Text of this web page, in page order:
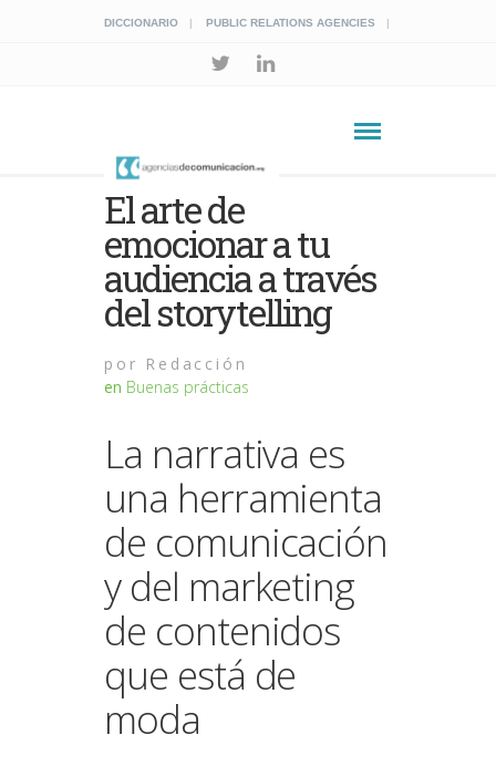
DICCIONARIO PUBLIC RELATIONS AGENCIES
El arte de
emocionar a tu
audiencia a través
del storytelling
por Redacción
en Buenas prácticas
La narrativa es
una herramienta
de comunicación
y del marketing
de contenidos
que está de
moda